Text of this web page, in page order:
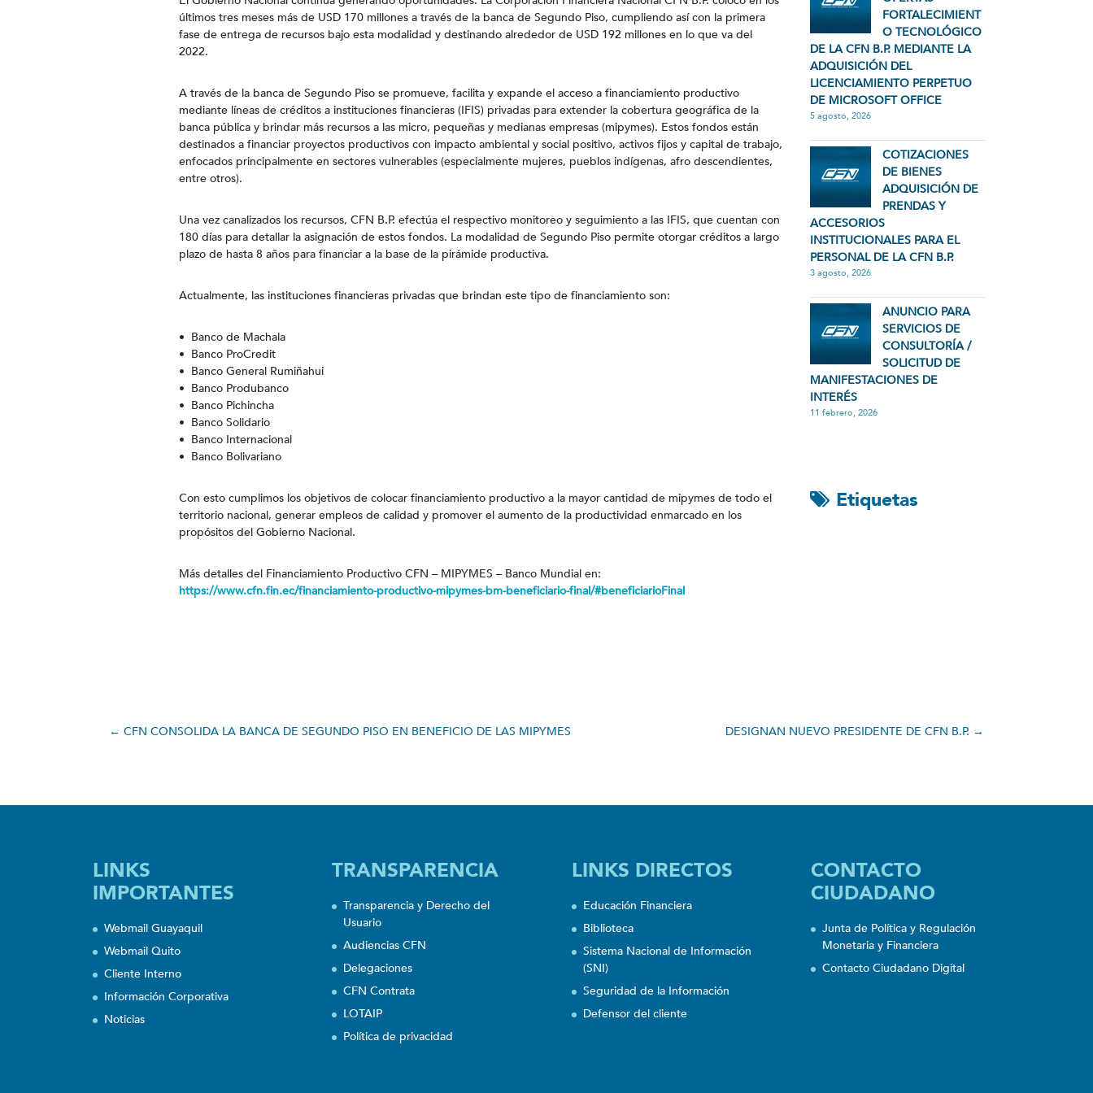
últimos tres meses más de USD 170 millones a través de la banca de Segundo Piso, cumpliendo así con la primera
fase de entrega de recursos bajo esta modalidad y destinando alrededor de USD 192 millones en lo que va del
2022.
A través de la banca de Segundo Piso se promueve, facilita y expande el acceso a financiamiento productivo
mediante líneas de créditos a instituciones financieras (IFIS) privadas para extender la cobertura geográfica de la
banca pública y brindar más recursos a las micro, pequeñas y medianas empresas (mipymes). Estos fondos están
destinados a financiar proyectos productivos con impacto ambiental y social positivo, activos fijos y capital de trabajo,
enfocados principalmente en sectores vulnerables (especialmente mujeres, pueblos indígenas, afro descendientes,
entre otros).
Una vez canalizados los recursos, CFN B.P. efectúa el respectivo monitoreo y seguimiento a las IFIS, que cuentan con
180 días para detallar la asignación de estos fondos. La modalidad de Segundo Piso permite otorgar créditos a largo
plazo de hasta 8 años para financiar a la base de la pirámide productiva.
Actualmente, las instituciones financieras privadas que brindan este tipo de financiamiento son:
• Banco de Machala
• Banco ProCredit
• Banco General Rumiñahui
• Banco Produbanco
• Banco Pichincha
• Banco Solidario
• Banco Internacional
• Banco Bolivariano
Con esto cumplimos los objetivos de colocar financiamiento productivo a la mayor cantidad de mipymes de todo el
territorio nacional, generar empleos de calidad y promover el aumento de la productividad enmarcado en los
propósitos del Gobierno Nacional.
Más detalles del Financiamiento Productivo CFN – MIPYMES – Banco Mundial en:
https://www.cfn.fin.ec/financiamiento-productivo-mipymes-bm-beneficiario-final/#beneficiarioFinal
FORTALECIMIENT
O TECNOLÓGICO
DE LA CFN B.P. MEDIANTE LA
ADQUISICIÓN DEL
LICENCIAMIENTO PERPETUO
DE MICROSOFT OFFICE
5 agosto, 2026
COTIZACIONES
DE BIENES
ADQUISICIÓN DE
PRENDAS Y
ACCESORIOS
INSTITUCIONALES PARA EL
PERSONAL DE LA CFN B.P.
3 agosto, 2026
ANUNCIO PARA
SERVICIOS DE
CONSULTORÍA /
SOLICITUD DE
MANIFESTACIONES DE
INTERÉS
11 febrero, 2026
Etiquetas
←CFN CONSOLIDA LA BANCA DE SEGUNDO PISO EN BENEFICIO DE LAS MIPYMES DESIGNAN NUEVO PRESIDENTE DE CFN B.P. →
LINKS
IMPORTANTES
Webmail Guayaquil
Webmail Quito
Cliente Interno
Información Corporativa
Noticias
TRANSPARENCIA
Transparencia y Derecho del
Usuario
Audiencias CFN
Delegaciones
CFN Contrata
LOTAIP
Política de privacidad
LINKS DIRECTOS
Educación Financiera
Biblioteca
Sistema Nacional de Información
(SNI)
Seguridad de la Información
Defensor del cliente
CONTACTO
CIUDADANO
Junta de Política y Regulación
Monetaria y Financiera
Contacto Ciudadano Digital